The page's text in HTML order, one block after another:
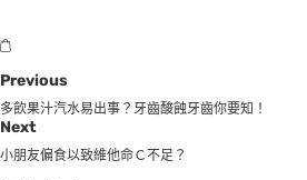
Previous
多飲果汁汽水易出事？牙齒酸蝕牙齒你要知！
Next
小朋友偏食以致維他命Ｃ不足？